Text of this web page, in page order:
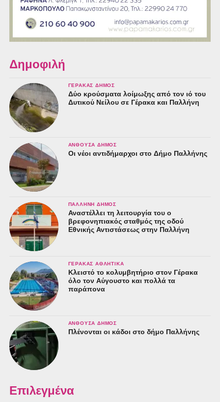
Δημοφιλή
ΓΈΡΑΚΑΣ ΔΉΜΟΣ
Δύο κρούσματα λοίμωξης από τον ιό του
Δυτικού Νείλου σε Γέρακα και Παλλήνη
ΑΝΘΟΎΣΑ ΔΉΜΟΣ
Οι νέοι αντιδήμαρχοι στο Δήμο Παλλήνης
ΠΑΛΛΉΝΗ ΔΉΜΟΣ
Αναστέλλει τη λειτουργία του ο
βρεφονηπιακός σταθμός της οδού
Εθνικής Αντιστάσεως στην Παλλήνη
ΓΈΡΑΚΑΣ ΑΘΛΗΤΙΚΆ
Κλειστό το κολυμβητήριο στον Γέρακα
όλο τον Αύγουστο και πολλά τα
παράπονα
ΑΝΘΟΎΣΑ ΔΉΜΟΣ
Πλένονται οι κάδοι στο δήμο Παλλήνης
Επιλεγμένα